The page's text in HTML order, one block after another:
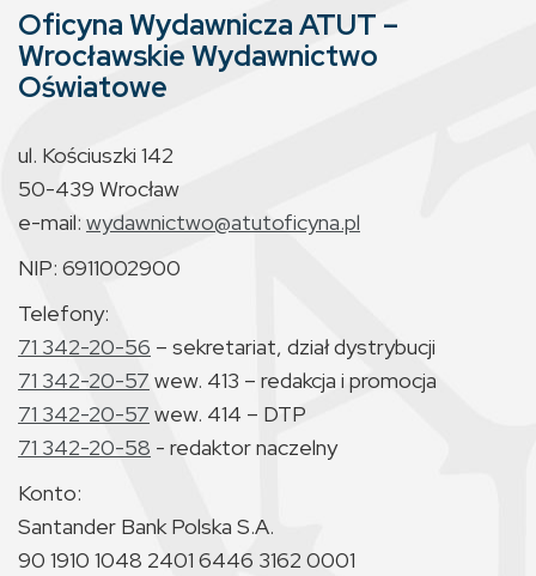
Oficyna Wydawnicza ATUT –
Wrocławskie Wydawnictwo
Oświatowe
ul. Kościuszki 142
50-439 Wrocław
e-mail: wydawnictwo@atutoficyna.pl
NIP: 6911002900
Telefony:
71 342-20-56 – sekretariat, dział dystrybucji
71 342-20-57 wew. 413 – redakcja i promocja
71 342-20-57 wew. 414 – DTP
71 342-20-58 - redaktor naczelny
Konto:
Santander Bank Polska S.A.
90 1910 1048 2401 6446 3162 0001